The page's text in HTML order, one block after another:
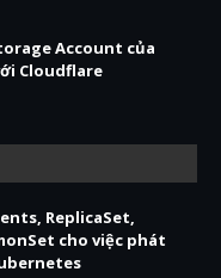
Account của
Cloudflare
ReplicaSet,
cho việc phát